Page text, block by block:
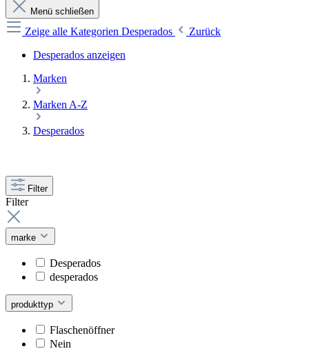
Menü schließen
Zeige alle Kategorien Desperados
Zurück
Desperados anzeigen
Marken
Marken A-Z
Desperados
Filter
Filter
marke
Desperados
desperados
produkttyp
Flaschenöffner
Nein